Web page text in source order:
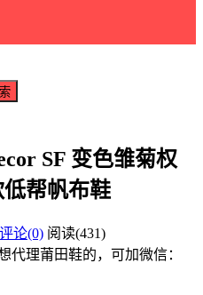
SF 变色雏菊权
帮帆布鞋
评论(0) 阅读(431)
代理莆田鞋的，可加微信：